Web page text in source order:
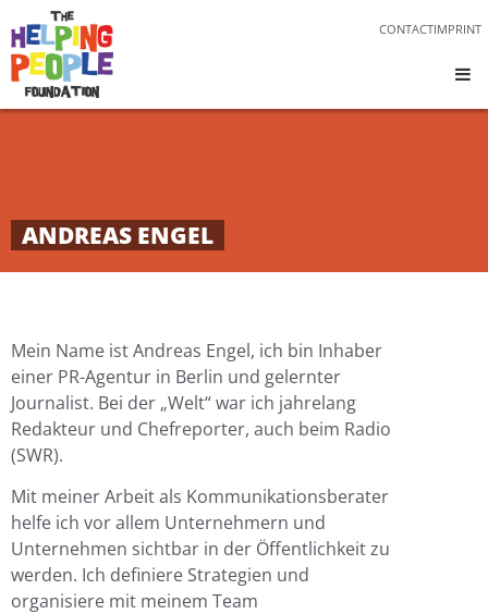
CONTACTIMPRINT
ANDREAS ENGEL
Mein Name ist Andreas Engel, ich bin Inhaber
einer PR-Agentur in Berlin und gelernter
Journalist. Bei der „Welt“ war ich jahrelang
Redakteur und Chefreporter, auch beim Radio
(SWR).
Mit meiner Arbeit als Kommunikationsberater
helfe ich vor allem Unternehmern und
Unternehmen sichtbar in der Öffentlichkeit zu
werden. Ich definiere Strategien und
organisiere mit meinem Team